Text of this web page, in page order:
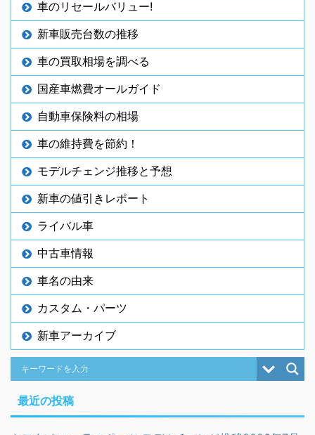
車のリセールバリュー!
新車販売台数の推移
車の買取相場を調べる
国産車燃費オールガイド
自動車保険料の相場
車の維持費を節約！
モデルチェンジ推移と予想
新車の値引きレポート
ライバル車
中古車情報
車名の由来
カスタム・パーツ
新車アーカイブ
最近の投稿